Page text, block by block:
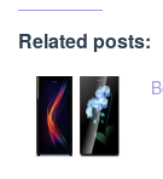
Related posts: